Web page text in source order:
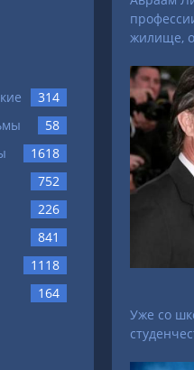
314
58
1618
752
226
841
1118
164
жилище,
Уже со